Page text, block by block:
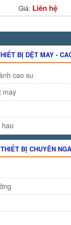
Giá: Liên hệ
BỊ DỆT MAY -
cao su
may
THIẾT BỊ CHUYÊN